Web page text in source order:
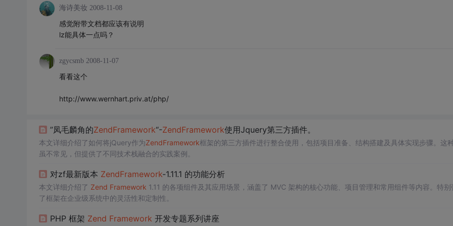
海诗美妆 2008-11-08
感觉附带文档都应该有说明
lz能具体一点吗？
zgycsmb 2008-11-07
看看这个
http://www.wernhart.priv.at/php/
”凤毛麟角的ZendFramework“-ZendFramework使用Jquery第三方插件。
本文详细介绍了如何将jQuery作为ZendFramework框架的第三方插件进行整合使用，包括项目准备、结构搭建及具体实现步骤。这
虽不常见，但提供了不同技术栈融合的实践案例。
对zf最新版本 ZendFramework-1.11.1 的功能分析
本文详细介绍了 Zend Framework 1.11 的各项组件及其应用场景，涵盖了 MVC 架构的核心功能、项目管理和常用组件等内容。特别
了框架在企业级系统中的灵活性和定制性。
PHP 框架 Zend Framework 开发专题系列讲座